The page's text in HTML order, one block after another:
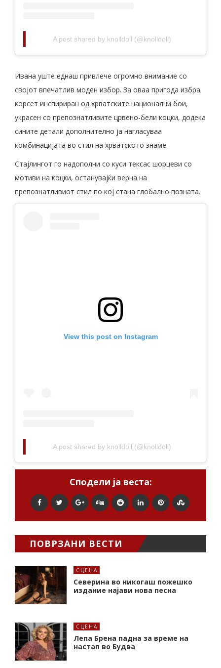
A post shared by knolldoll (@knolldoll)
Ивана уште еднаш привлече огромно внимание со
својот впечатлив моден избор. За оваа пригода избра
корсет инспириран од хрватските национални бои,
украсен со препознатливите црвено-бели коцки, додека
сините детали дополнително ја нагласуваа
комбинацијата во стил на хрватското знаме.
Стајлингот го надополни со куси тексас шорцеви со
мотиви на коцки, останувајќи верна на
препознатливиот стил по кој стана глобално позната.
View this post on Instagram
A post shared by knolldoll (@knolldoll)
Сподели ја веста:
ПОВРЗАНИ ВЕСТИ
СЦЕНА
Северина во никогаш пожешко
издание најави нова песна
СЦЕНА
Лепа Брена падна за време на
настап во Будва